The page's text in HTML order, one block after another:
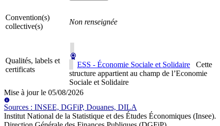
Convention(s)
collective(s)
Non renseignée
Qualités, labels et
certificats
ESS - Économie Sociale et Solidaire
Cette
structure appartient au champ de l’Economie
Sociale et Solidaire
Mise à jour le 05/08/2026
Sources : INSEE, DGFiP, Douanes, DILA
Institut National de la Statistique et des Études Économiques (Insee).